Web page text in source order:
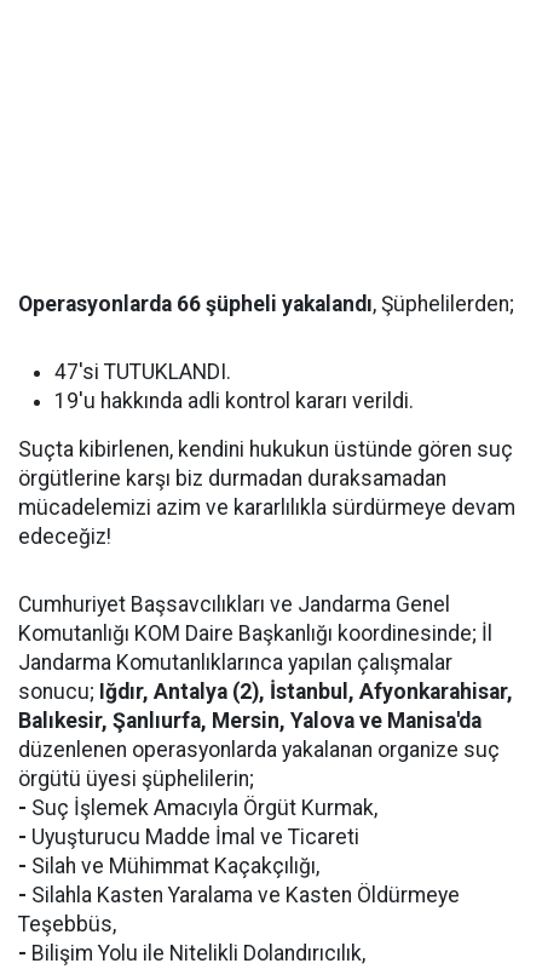
Operasyonlarda 66 şüpheli yakalandı, Şüphelilerden;
47'si TUTUKLANDI.
19'u hakkında adli kontrol kararı verildi.
Suçta kibirlenen, kendini hukukun üstünde gören suç
örgütlerine karşı biz durmadan duraksamadan
mücadelemizi azim ve kararlılıkla sürdürmeye devam
edeceğiz!
Cumhuriyet Başsavcılıkları ve Jandarma Genel
Komutanlığı KOM Daire Başkanlığı koordinesinde; İl
Jandarma Komutanlıklarınca yapılan çalışmalar
sonucu; Iğdır, Antalya (2), İstanbul, Afyonkarahisar,
Balıkesir, Şanlıurfa, Mersin, Yalova ve Manisa'da
düzenlenen operasyonlarda yakalanan organize suç
örgütü üyesi şüphelilerin;
- Suç İşlemek Amacıyla Örgüt Kurmak,
- Uyuşturucu Madde İmal ve Ticareti
- Silah ve Mühimmat Kaçakçılığı,
- Silahla Kasten Yaralama ve Kasten Öldürmeye
Teşebbüs,
- Bilişim Yolu ile Nitelikli Dolandırıcılık,